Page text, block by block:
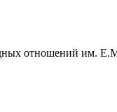
отношений им.